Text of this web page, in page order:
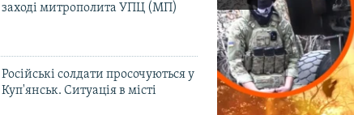
заході митрополита УПЦ (МП)
Російські солдати просочуються у
Куп'янськ. Ситуація в місті